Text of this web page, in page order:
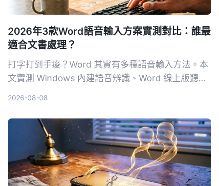
2026年3款Word語音輸入方案實測對比：誰最
適合文書處理？
打字打到手痠？Word 其實有多種語音輸入方法。本
文實測 Windows 內建語音辨識、Word 線上版聽寫
案。
2026-08-08